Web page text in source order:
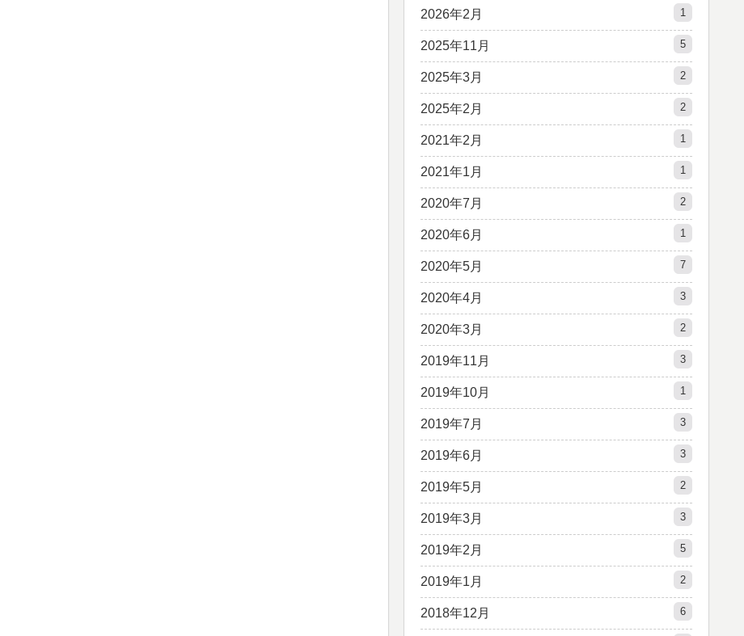
2026年2月 1
2025年11月 5
2025年3月 2
2025年2月 2
2021年2月 1
2021年1月 1
2020年7月 2
2020年6月 1
2020年5月 7
2020年4月 3
2020年3月 2
2019年11月 3
2019年10月 1
2019年7月 3
2019年6月 3
2019年5月 2
2019年3月 3
2019年2月 5
2019年1月 2
2018年12月 6